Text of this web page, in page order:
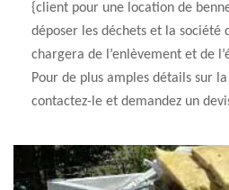
{client pour une location de benne
déposer les déchets et la société
chargera de l’enlèvement et de
Pour de plus amples détails sur
contactez-le et demandez un